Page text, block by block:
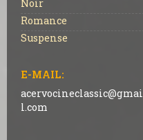
Noir
Romance
Suspense
E-MAIL:
acervocineclassic@gmai
l.com